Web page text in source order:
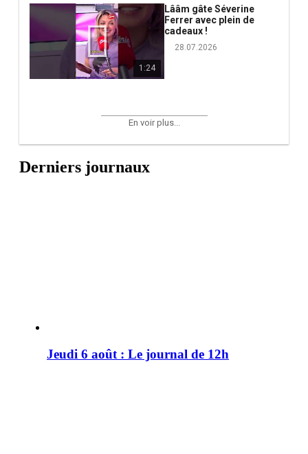
1:24
Lââm gâte Séverine
Ferrer avec plein de
cadeaux !
28.07.2026
En voir plus...
Derniers journaux
Jeudi 6 août : Le journal de 12h